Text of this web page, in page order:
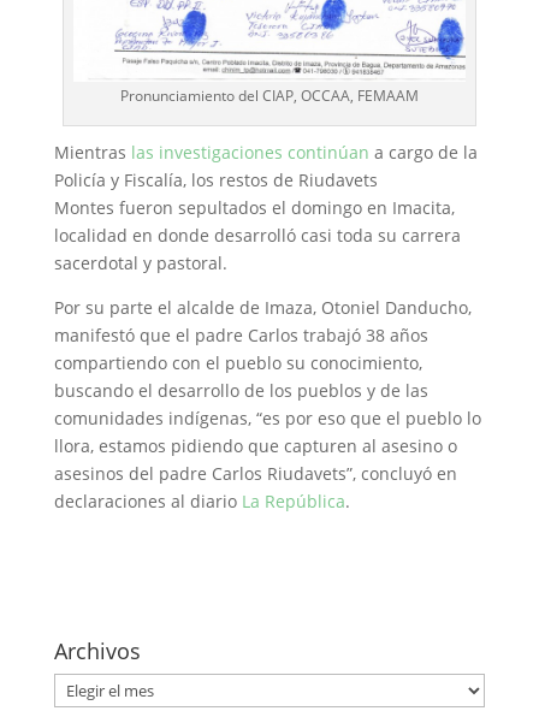
Pronunciamiento del CIAP, OCCAA, FEMAAM
Mientras las investigaciones continúan a cargo de la
Policía y Fiscalía, los restos de Riudavets
Montes fueron sepultados el domingo en Imacita,
localidad en donde desarrolló casi toda su carrera
sacerdotal y pastoral.
Por su parte el alcalde de Imaza, Otoniel Danducho,
manifestó que el padre Carlos trabajó 38 años
compartiendo con el pueblo su conocimiento,
buscando el desarrollo de los pueblos y de las
comunidades indígenas, “es por eso que el pueblo lo
llora, estamos pidiendo que capturen al asesino o
asesinos del padre Carlos Riudavets”, concluyó en
declaraciones al diario La República.
Archivos
Archivos